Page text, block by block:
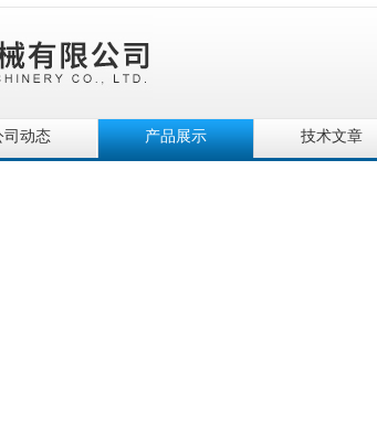
司动态 产品展示 技术文章